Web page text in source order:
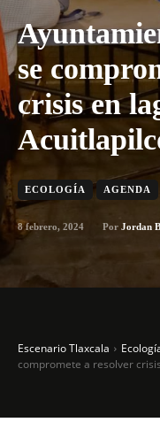
se
crisis en
ECOLOGÍA AGENDA
8 febrero, 2024 Por Jordan
Escenario Tlaxcala
compromete a resolver